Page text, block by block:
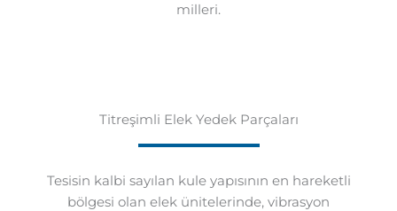
milleri.
Titreşimli Elek Yedek Parçaları
Tesisin kalbi sayılan kule yapısının en hareketli
bölgesi olan elek ünitelerinde, vibrasyon